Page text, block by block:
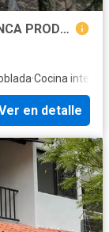
NILO CUNDINAMARCA- EXCELENTE FINCA PRODUCTIVA
·Cocina integral
en detalle